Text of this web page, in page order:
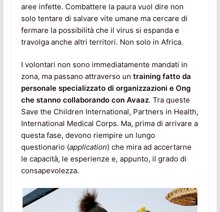
aree infette. Combattere la paura vuol dire non
solo tentare di salvare vite umane ma cercare di
fermare la possibilità che il virus si espanda e
travolga anche altri territori. Non solo in Africa.
I volontari non sono immediatamente mandati in
zona, ma passano attraverso un training fatto da
personale specializzato di organizzazioni e Ong
che stanno collaborando con Avaaz. Tra queste
Save the Children International, Partners in Health,
International Medical Corps. Ma, prima di arrivare a
questa fase, devono riempire un lungo
questionario (application) che mira ad accertarne
le capacità, le esperienze e, appunto, il grado di
consapevolezza.